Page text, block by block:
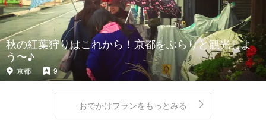
秋の紅葉狩りはこれから！京都をぶらりと観光しよ
う〜♪
京都 9
おでかけプランをもっとみる